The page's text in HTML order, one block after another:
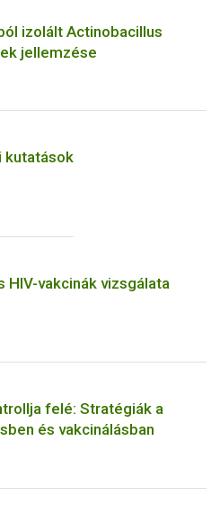
izolált Actinobacillus
jellemzése
kutatások
HIV-vakcinák vizsgálata
felé: Stratégiák a
és vakcinálásban